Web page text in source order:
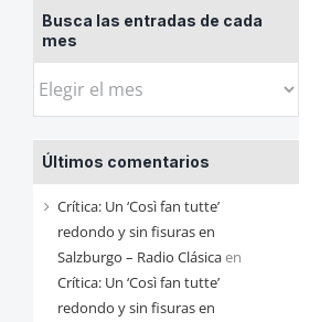
Busca las entradas de cada
mes
Busca
entradas
de
cada
mes
Últimos comentarios
Crítica: Un ‘Così fan tutte’
redondo y sin fisuras en
Salzburgo – Radio Clásicaen
Crítica: Un ‘Così fan tutte’
redondo y sin fisuras en